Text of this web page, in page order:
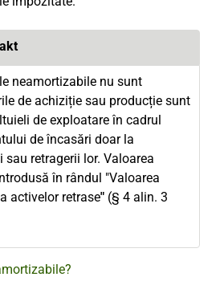
neamortizabile nu sunt
de achiziție sau producție sunt
de exploatare în cadrul
de încasări doar la
retragerii lor. Valoarea
în rândul "Valoarea
activelor retrase" (§ 4 alin. 3